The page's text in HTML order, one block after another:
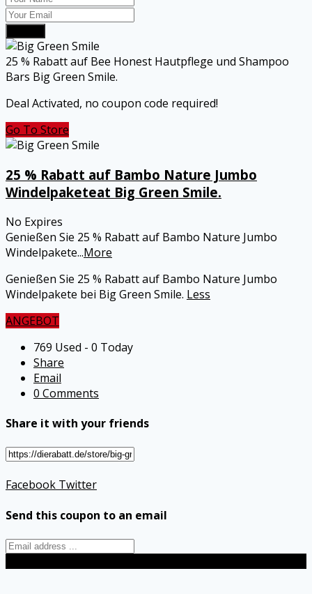
25 % Rabatt auf Bee Honest Hautpflege und Shampoo
Bars Big Green Smile.
Deal Activated, no coupon code required!
Go To Store
25 % Rabatt auf Bambo Nature Jumbo
Windelpaketeat Big Green Smile.
No Expires
Genießen Sie 25 % Rabatt auf Bambo Nature Jumbo
Windelpakete...More
Genießen Sie 25 % Rabatt auf Bambo Nature Jumbo
Windelpakete bei Big Green Smile. Less
ANGEBOT
769 Used - 0 Today
Share
Email
0 Comments
Share it with your friends
Facebook Twitter
Send this coupon to an email